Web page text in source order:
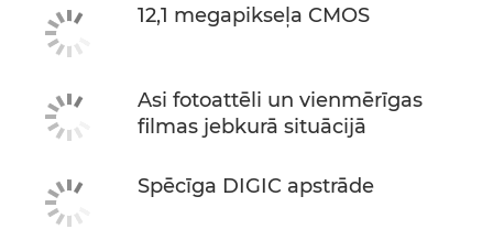
12,1 megapikseļa CMOS
Asi fotoattēli un vienmērīgas
filmas jebkurā situācijā
Spēcīga DIGIC apstrāde